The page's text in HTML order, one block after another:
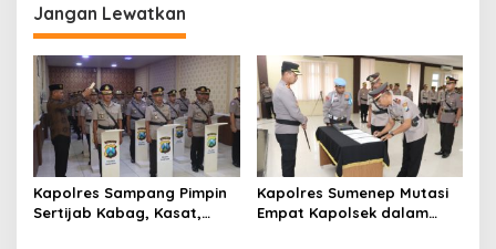
a
s
i
p
o
s
Jangan Lewatkan
Kapolres Sampang Pimpin
Sertijab Kabag, Kasat,
Kapolres Sumenep Mutasi
Empat Kapolsek dalam